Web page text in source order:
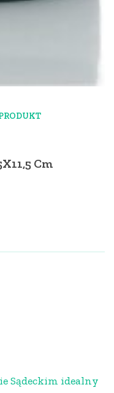
Cm
Sądeckim idealny